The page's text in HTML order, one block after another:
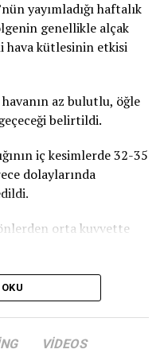
dedi.
Verilecek
kaynakçılık,
elektrik, oto kaporta,
KKTC’nin mesleki
sağlaması ve
hedefleniyor.
yayımladığı haftalık
genellikle alçak
hava kütlesinin etkisi
az bulutlu, öğle
belirtildi.
iç kesimlerde 32-35
dolaylarında
orta kuvvette
VIDEOS